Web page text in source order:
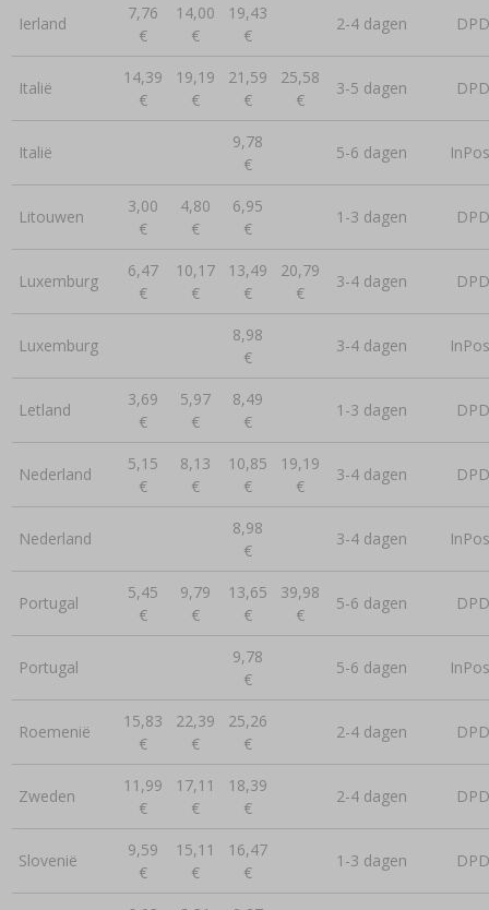
Ierland
7,76
€
14,00
€
19,43
€
2-4 dagen DPD
Italië
14,39
€
19,19
€
21,59
€
25,58
€
3-5 dagen DPD
Italië
9,78
€
5-6 dagen
Litouwen
3,00
€
4,80
€
6,95
€
1-3 dagen DPD
Luxemburg
6,47
€
10,17
€
13,49
€
20,79
€
3-4 dagen DPD
Luxemburg
8,98
€
3-4 dagen
Letland
3,69
€
5,97
€
8,49
€
1-3 dagen DPD
Nederland
5,15
€
8,13
€
10,85
€
19,19
€
3-4 dagen DPD
Nederland
8,98
€
3-4 dagen
Portugal
5,45
€
9,79
€
13,65
€
39,98
€
5-6 dagen DPD
Portugal
9,78
€
5-6 dagen
Roemenië
15,83
€
22,39
€
25,26
€
2-4 dagen DPD
Zweden
11,99
€
17,11
€
18,39
€
2-4 dagen DPD
Slovenië
9,59
€
15,11
€
16,47
€
1-3 dagen DPD